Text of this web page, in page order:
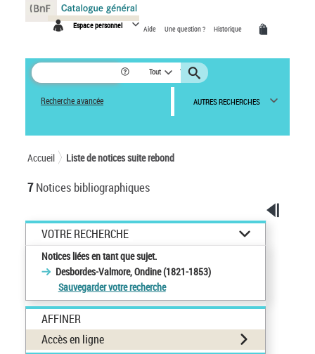
Espace personnel Aide Une question ? Historique
Tout
Recherche avancée AUTRES RECHERCHES
Accueil Liste de notices suite rebond
7Notices bibliographiques
VOTRE RECHERCHE
Notices liées en tant que sujet.
Desbordes-Valmore, Ondine (1821-1853)
Sauvegarder votre recherche
AFFINER
Accès en ligne
Panneau de gestion des cookies